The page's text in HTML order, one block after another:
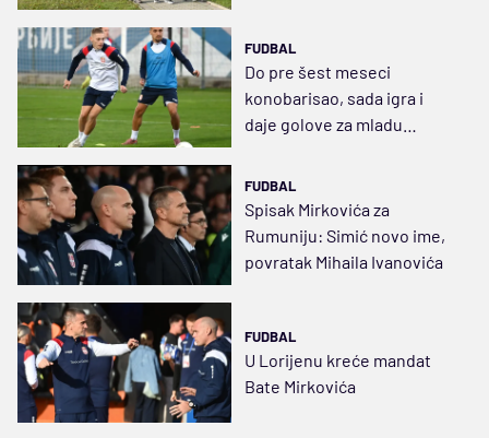
FUDBAL
Do pre šest meseci
konobarisao, sada igra i
daje golove za mladu
FUDBAL
Spisak Mirkovića za
Rumuniju: Simić novo ime,
povratak Mihaila Ivanovića
FUDBAL
U Lorijenu kreće mandat
Bate Mirkovića